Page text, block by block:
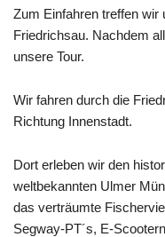
Zum Einfahren treffen wir
Friedrichsau. Nachdem
unsere Tour.
Wir fahren durch die
Richtung Innenstadt.
Dort erleben wir den
weltbekannten Ulmer
das verträumte
Segway-PT´s, E-